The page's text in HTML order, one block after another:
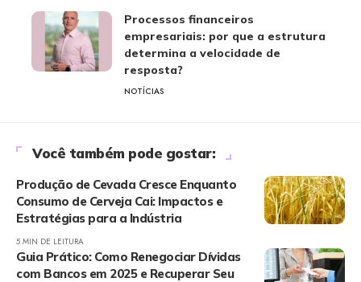
Processos financeiros
empresariais: por que a estrutura
determina a velocidade de
resposta?
NOTÍCIAS
Você também pode gostar:
Produção de Cevada Cresce Enquanto
Consumo de Cerveja Cai: Impactos e
Estratégias para a Indústria
5 MIN DE LEITURA
Guia Prático: Como Renegociar Dívidas
com Bancos em 2025 e Recuperar Seu